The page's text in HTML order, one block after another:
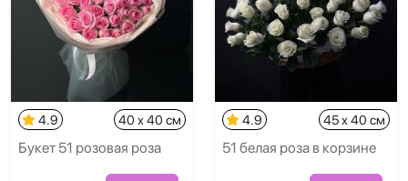
4.9 40 x 40 см
Букет 51 розовая роза
4.9 45 x 40 см
51 белая роза в корзине